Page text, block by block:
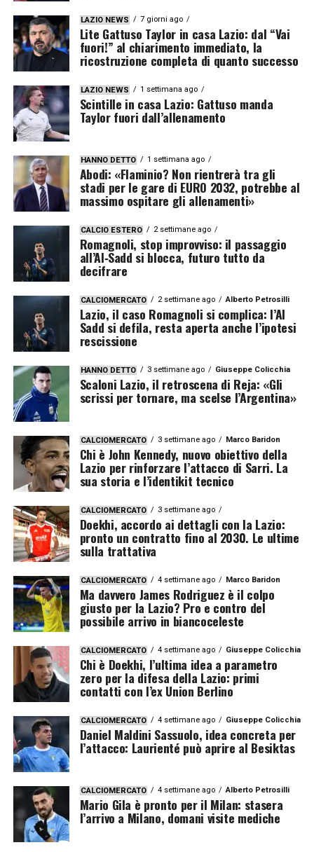
LAZIO NEWS 7 giorni ago
Lite Gattuso Taylor in casa Lazio: dal “Vai
fuori!” al chiarimento immediato, la
ricostruzione completa di quanto successo
LAZIO NEWS 1 settimana ago
Scintille in casa Lazio: Gattuso manda
Taylor fuori dall’allenamento
HANNO DETTO 1 settimana ago
Abodi: «Flaminio? Non rientrerà tra gli
stadi per le gare di EURO 2032, potrebbe al
massimo ospitare gli allenamenti»
CALCIO ESTERO 2 settimane ago
Romagnoli, stop improvviso: il passaggio
all’Al‑Sadd si blocca, futuro tutto da
decifrare
CALCIOMERCATO 2 settimane ago Alberto Petrosilli
Lazio, il caso Romagnoli si complica: l’Al
Sadd si defila, resta aperta anche l’ipotesi
rescissione
HANNO DETTO 3 settimane ago Giuseppe Colicchia
Scaloni Lazio, il retroscena di Reja: «Gli
scrissi per tornare, ma scelse l’Argentina»
CALCIOMERCATO 3 settimane ago Marco Baridon
Chi è John Kennedy, nuovo obiettivo della
Lazio per rinforzare l’attacco di Sarri. La
sua storia e l’identikit tecnico
CALCIOMERCATO 3 settimane ago
Doekhi, accordo ai dettagli con la Lazio:
pronto un contratto fino al 2030. Le ultime
sulla trattativa
CALCIOMERCATO 4 settimane ago Marco Baridon
Ma davvero James Rodriguez è il colpo
giusto per la Lazio? Pro e contro del
possibile arrivo in biancoceleste
CALCIOMERCATO 4 settimane ago Giuseppe Colicchia
Chi è Doekhi, l’ultima idea a parametro
zero per la difesa della Lazio: primi
contatti con l’ex Union Berlino
CALCIOMERCATO 4 settimane ago Giuseppe Colicchia
Daniel Maldini Sassuolo, idea concreta per
l’attacco: Laurienté può aprire al Besiktas
CALCIOMERCATO 4 settimane ago Alberto Petrosilli
Mario Gila è pronto per il Milan: stasera
l’arrivo a Milano, domani visite mediche